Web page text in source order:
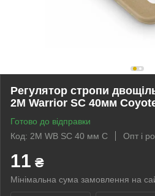
Регулятор стропи
2M Warrior SC 40мм
Готово до відправки
Код: 2M WB SC 40 мм C
Опт і
11 ₴
Мінімальна сума замовлення на